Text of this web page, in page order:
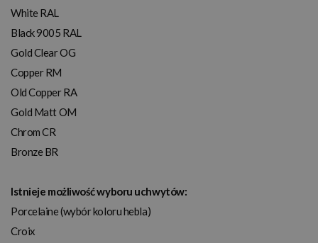
White RAL
Black 9005 RAL
Gold Clear OG
Copper RM
Old Copper RA
Gold Matt OM
Chrom CR
Bronze BR
Istnieje możliwość wyboru uchwytów:
Porcelaine (wybór koloru hebla)
Croix